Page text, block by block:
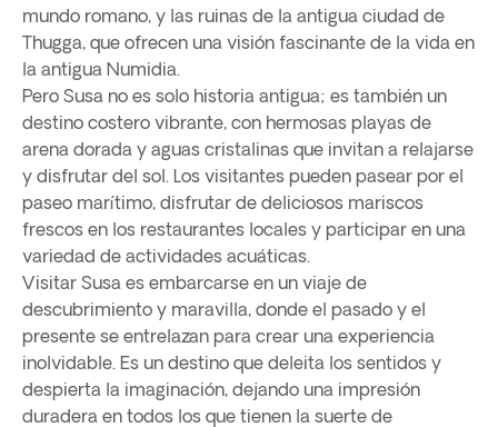
mundo romano, y las ruinas de la antigua ciudad de
Thugga, que ofrecen una visión fascinante de la vida en
la antigua Numidia.
Pero Susa no es solo historia antigua; es también un
destino costero vibrante, con hermosas playas de
arena dorada y aguas cristalinas que invitan a relajarse
y disfrutar del sol. Los visitantes pueden pasear por el
paseo marítimo, disfrutar de deliciosos mariscos
frescos en los restaurantes locales y participar en una
variedad de actividades acuáticas.
Visitar Susa es embarcarse en un viaje de
descubrimiento y maravilla, donde el pasado y el
presente se entrelazan para crear una experiencia
inolvidable. Es un destino que deleita los sentidos y
despierta la imaginación, dejando una impresión
duradera en todos los que tienen la suerte de